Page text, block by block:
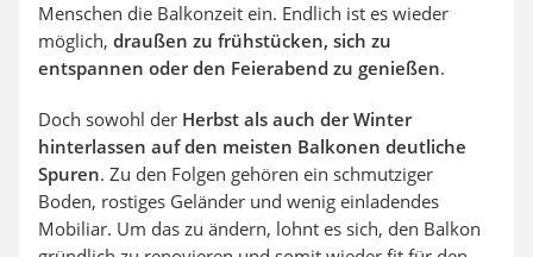
Menschen die Balkonzeit ein. Endlich ist es wieder
möglich, draußen zu frühstücken, sich zu
entspannen oder den Feierabend zu genießen.
Doch sowohl der Herbst als auch der Winter
hinterlassen auf den meisten Balkonen deutliche
Spuren. Zu den Folgen gehören ein schmutziger
Boden, rostiges Geländer und wenig einladendes
Mobiliar. Um das zu ändern, lohnt es sich, den Balkon